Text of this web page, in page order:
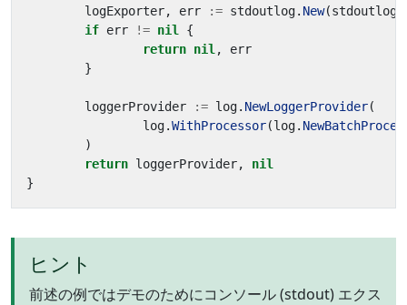
logExporter, err := stdoutlog. New(stdoutlog
if err != nil
{
return nil ,
err
}
loggerProvider := log. NewLoggerProvider(
log.WithProcessor(log.
)
return loggerProvider,
nil
}
ヒント
前述の例ではデモのためにコンソール (stdout) エクス